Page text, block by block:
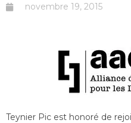
novembre 19, 2015
Teynier Pic est honoré de